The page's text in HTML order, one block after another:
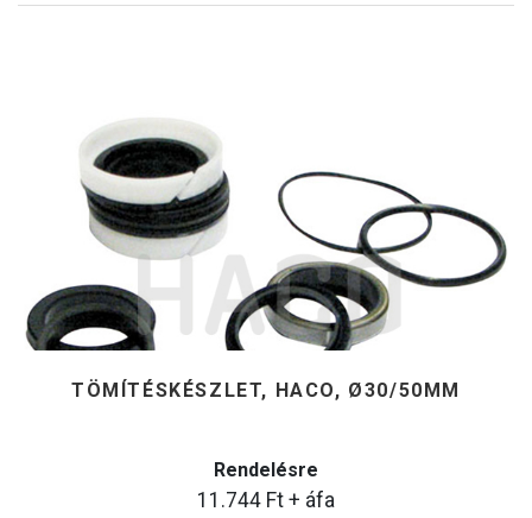
TÖMÍTÉSKÉSZLET, HACO, Ø30/50MM
Rendelésre
11.744 Ft + áfa